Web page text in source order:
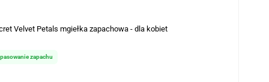
Velvet Petals mgiełka zapachowa - dla kobiet
zapachu